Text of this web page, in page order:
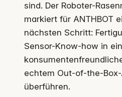
sind. Der Roboter-
markiert für ANTHBOT
nächsten Schritt:
Sensor-Know-how in ein
echtem Out-of-the-
überführen.